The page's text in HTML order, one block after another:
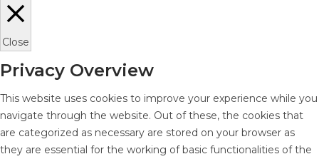
Close
Privacy Overview
This website uses cookies to improve your experience while you
navigate through the website. Out of these, the cookies that
are categorized as necessary are stored on your browser as
they are essential for the working of basic functionalities of the